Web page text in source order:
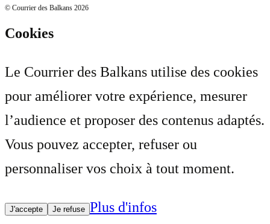
© Courrier des Balkans 2026
Cookies
Le Courrier des Balkans utilise des cookies
pour améliorer votre expérience, mesurer
l’audience et proposer des contenus adaptés.
Vous pouvez accepter, refuser ou
personnaliser vos choix à tout moment.
J'accepte Je refuse Plus d'infos